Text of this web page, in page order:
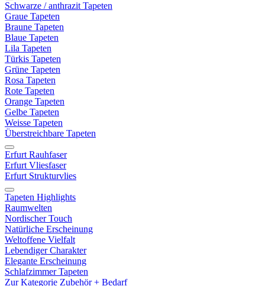
Schwarze / anthrazit Tapeten
Graue Tapeten
Braune Tapeten
Blaue Tapeten
Lila Tapeten
Türkis Tapeten
Grüne Tapeten
Rosa Tapeten
Rote Tapeten
Orange Tapeten
Gelbe Tapeten
Weisse Tapeten
Überstreichbare Tapeten
Erfurt Rauhfaser
Erfurt Vliesfaser
Erfurt Strukturvlies
Tapeten Highlights
Raumwelten
Nordischer Touch
Natürliche Erscheinung
Weltoffene Vielfalt
Lebendiger Charakter
Elegante Erscheinung
Schlafzimmer Tapeten
Zur Kategorie Zubehör + Bedarf